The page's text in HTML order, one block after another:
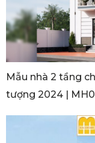
Mẫu nhà 2 tầng
tượng 2024 |